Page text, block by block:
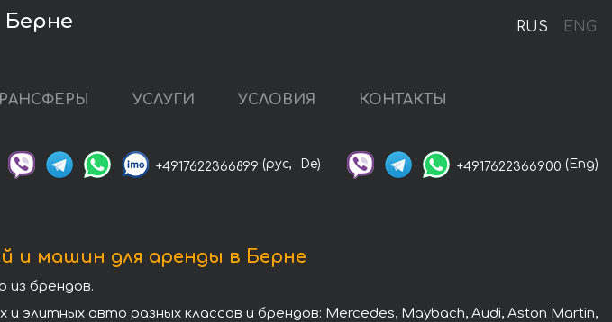
RUS ENG
УСЛУГИ УСЛОВИЯ КОНТАКТЫ
+4917622366899 (рус, De) +4917622366900 (Eng)
и машин для аренды в Берне
брендов.
авто разных классов и брендов: Mercedes, Maybach, Audi, Aston Martin,